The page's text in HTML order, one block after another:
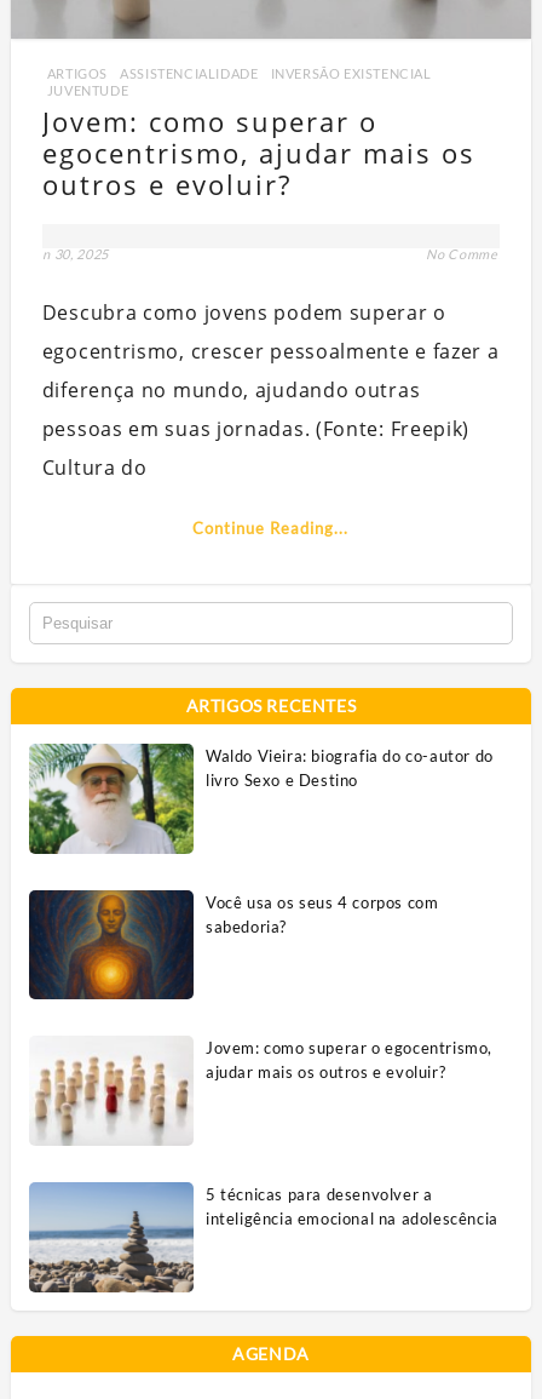
ARTIGOS ,ASSISTENCIALIDADE INVERSÃO EXISTENCIAL
JUVENTUDE
Jovem: como superar o
egocentrismo, ajudar mais os
outros e evoluir?
jan 30, 2025 No Comment
Descubra como jovens podem superar o
egocentrismo, crescer pessoalmente e fazer a
diferença no mundo, ajudando outras
pessoas em suas jornadas. (Fonte: Freepik)
Cultura do
Continue Reading...
ARTIGOS RECENTES
Waldo Vieira: biografia do co-autor do
livro Sexo e Destino
Você usa os seus 4 corpos com
sabedoria?
Jovem: como superar o egocentrismo,
ajudar mais os outros e evoluir?
5 técnicas para desenvolver a
inteligência emocional na adolescência
AGENDA